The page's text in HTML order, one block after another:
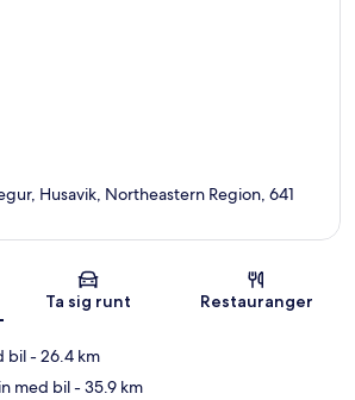
Karta
Husavik, Northeastern Region, 641
Ta sig runt Restauranger
bil- 26.4 km
med bil- 35.9 km